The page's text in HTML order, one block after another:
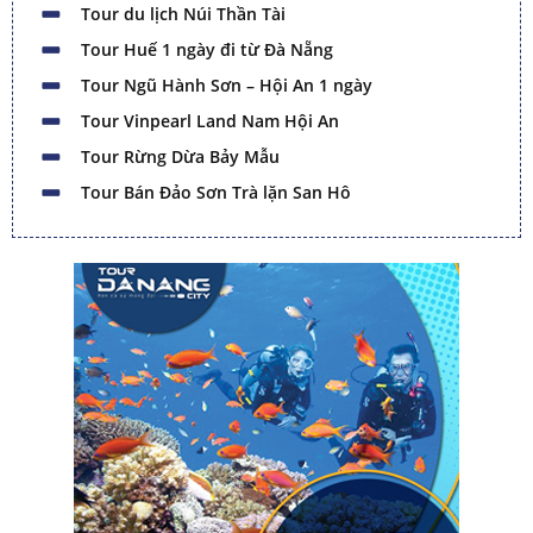
Tour du lịch Núi Thần Tài
Tour Huế 1 ngày đi từ Đà Nẵng
Tour Ngũ Hành Sơn – Hội An 1 ngày
Tour Vinpearl Land Nam Hội An
Tour Rừng Dừa Bảy Mẫu
Tour Bán Đảo Sơn Trà lặn San Hô